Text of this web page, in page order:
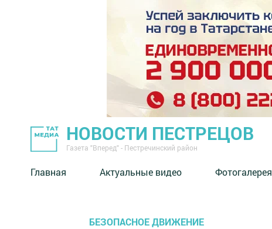
НОВОСТИ ПЕСТРЕЦОВ
Газета "Вперед" - Пестречинский район
Главная Актуальные видео Фотогалерея
БЕЗОПАСНОЕ ДВИЖЕНИЕ